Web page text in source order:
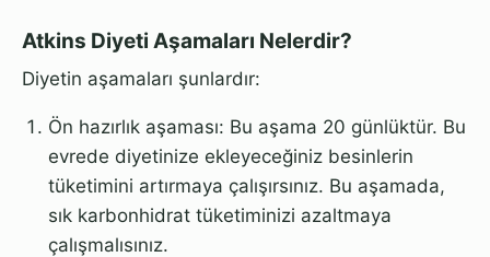
Atkins Diyeti Aşamaları Nelerdir?
Diyetin aşamaları şunlardır:
Ön hazırlık aşaması: Bu aşama 20 günlüktür. Bu
evrede diyetinize ekleyeceğiniz besinlerin
tüketimini artırmaya çalışırsınız. Bu aşamada,
sık karbonhidrat tüketiminizi azaltmaya
çalışmalısınız.